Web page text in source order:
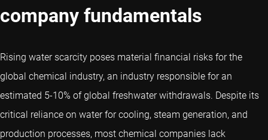
company fundamentals
Rising water scarcity poses material financial risks for the
global chemical industry, an industry responsible for an
estimated 5-10% of global freshwater withdrawals. Despite its
critical reliance on water for cooling, steam generation, and
production processes, most chemical companies lack